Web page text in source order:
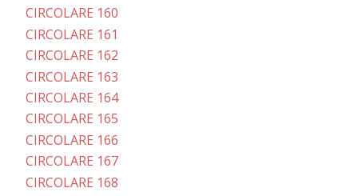
CIRCOLARE 160
CIRCOLARE 161
CIRCOLARE 162
CIRCOLARE 163
CIRCOLARE 164
CIRCOLARE 165
CIRCOLARE 166
CIRCOLARE 167
CIRCOLARE 168